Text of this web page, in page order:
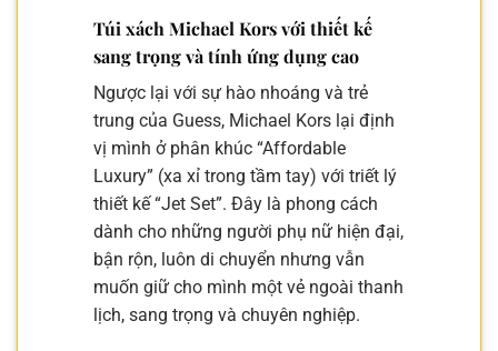
Túi xách Michael Kors với thiết kế
sang trọng và tính ứng dụng cao
Ngược lại với sự hào nhoáng và trẻ
trung của Guess, Michael Kors lại định
vị mình ở phân khúc “Affordable
Luxury” (xa xỉ trong tầm tay) với triết lý
thiết kế “Jet Set”. Đây là phong cách
dành cho những người phụ nữ hiện đại,
bận rộn, luôn di chuyển nhưng vẫn
muốn giữ cho mình một vẻ ngoài thanh
lịch, sang trọng và chuyên nghiệp.